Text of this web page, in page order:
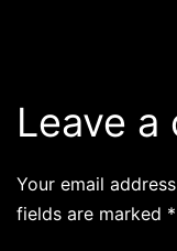
Leave a
Your email
fields are marked *